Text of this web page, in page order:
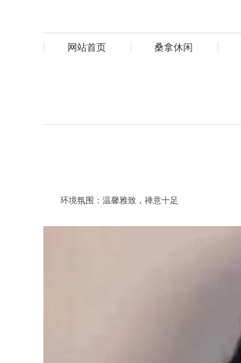
网站首页 桑拿休闲
环境氛围：温馨雅致，禅意十足